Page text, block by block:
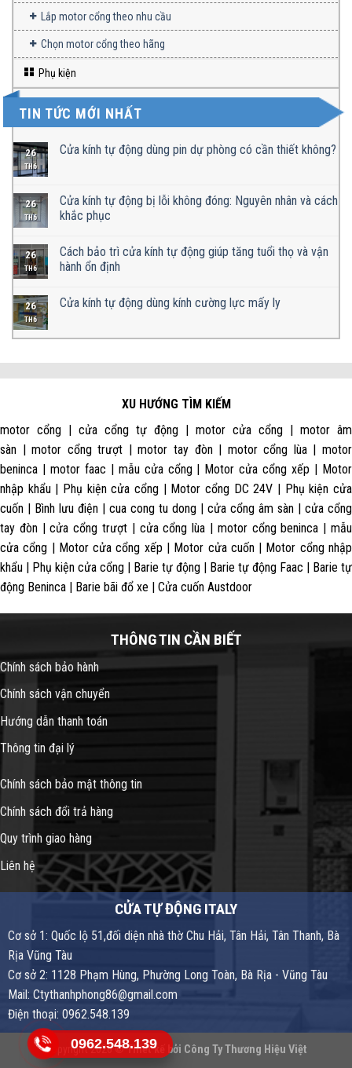
Lắp motor cổng theo nhu cầu
Chọn motor cổng theo hãng
Phụ kiện
TIN TỨC MỚI NHẤT
26
TH6
Cửa kính tự động dùng pin dự phòng có cần thiết không?
26
TH6
Cửa kính tự động bị lỗi không đóng: Nguyên nhân và cách
khắc phục
26
TH6
Cách bảo trì cửa kính tự động giúp tăng tuổi thọ và vận
hành ổn định
26
TH6
Cửa kính tự động dùng kính cường lực mấy ly
XU HƯỚNG TÌM KIẾM
motor cổng | cửa cổng tự động | motor cửa cổng | motor âm
sàn | motor cổng trượt | motor tay đòn | motor cổng lùa | motor
beninca | motor faac | mẫu cửa cổng | Motor cửa cổng xếp | Motor
nhập khẩu | Phụ kiện cửa cổng | Motor cổng DC 24V | Phụ kiện cửa
cuốn | Bình lưu điện | cua cong tu dong | cửa cổng âm sàn | cửa cổng
tay đòn | cửa cổng trượt | cửa cổng lùa | motor cổng beninca | mẫu
cửa cổng | Motor cửa cổng xếp | Motor cửa cuốn | Motor cổng nhập
khẩu | Phụ kiện cửa cổng | Barie tự động | Barie tự động Faac | Barie tự
động Beninca | Barie bãi đổ xe | Cửa cuốn Austdoor
THÔNG TIN CẦN BIẾT
Chính sách bảo hành
Chính sách vận chuyển
Hướng dẫn thanh toán
Thông tin đại lý
Chính sách bảo mật thông tin
Chính sách đổi trả hàng
Quy trình giao hàng
Liên hệ
CỬA TỰ ĐỘNG ITALY
Cơ sở 1: Quốc lộ 51,đối diện nhà thờ Chu Hải, Tân Hải, Tân Thanh, Bà
Rịa Vũng Tàu
Cơ sở 2: 1128 Phạm Hùng, Phường Long Toàn, Bà Rịa - Vũng Tàu
Mail: Ctythanhphong86@gmail.com
Điện thoại: 0962.548.139
Copyright 2026 ©Thiết kế bởi Công Ty Thương Hiệu Việt
0962.548.139